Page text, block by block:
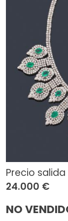
Precio salida
24.000 €
NO